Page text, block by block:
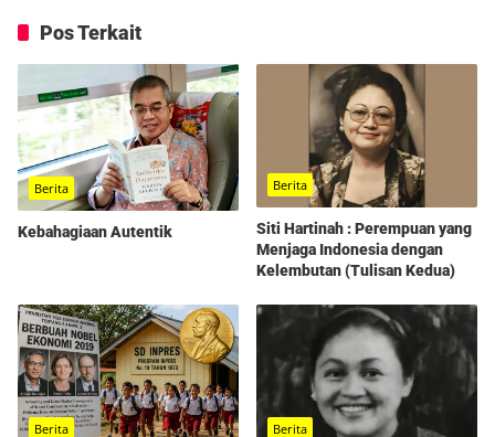
Pos Terkait
Berita
Kebahagiaan Autentik
Berita
Siti Hartinah : Perempuan yang
Menjaga Indonesia dengan
Kelembutan (Tulisan Kedua)
Berita Berita